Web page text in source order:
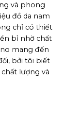
và phong
đồ da nam
chỉ có thiết
bỉ nhờ chất
mang đến
bởi tôi biết
lượng và